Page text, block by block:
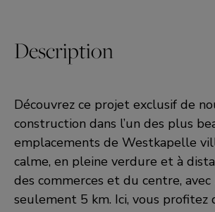
Description
Découvrez ce projet exclusif de
construction dans l’un des plus
emplacements de Westkapelle
calme, en pleine verdure et à
des commerces et du centre,
seulement 5 km. Ici, vous